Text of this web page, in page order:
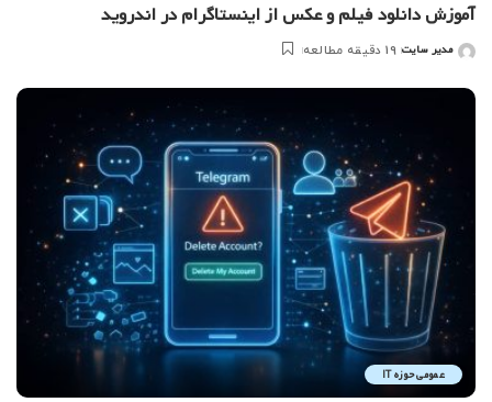
آموزش دانلود فیلم و عکس از اینستاگرام در اندروید
ارسال
توسط
مدیر سایت 19 دقیقه مطالعه
عمومی حوزه IT